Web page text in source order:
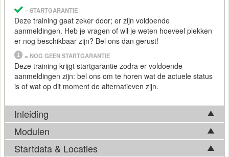
= STARTGARANTIE
Deze training gaat zeker door; er zijn voldoende
aanmeldingen. Heb je vragen of wil je weten hoeveel plekken
er nog beschikbaar zijn? Bel ons dan gerust!
= NOG GEEN STARTGARANTIE
Deze training krijgt startgarantie zodra er voldoende
aanmeldingen zijn: bel ons om te horen wat de actuele status
is of wat op dit moment de alternatieven zijn.
Inleiding
Generatieve AI biedt enorme mogelijkheden binnen het
onderwijs, en niet alleen in het klaslokaal. Deze technologie,
Modulen
Tijdens de Training AI in het onderwijs voor docenten en
Startdata & Locaties